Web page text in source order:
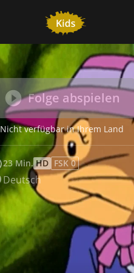
Folge abspielen
Nicht verfügbar in Ihrem Land
23 Min. HD FSK 0
Sprache:
Deutsch